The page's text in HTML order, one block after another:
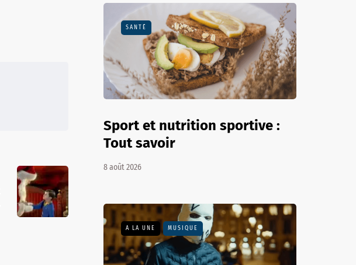
SANTÉ
Sport et nutrition sportive :
Tout savoir
8 août 2026
A LA UNE MUSIQUE